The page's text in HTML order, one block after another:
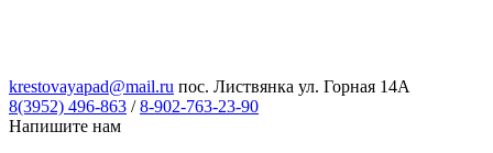
krestovayapad@mail.ru пос. Листвянка ул. Горная 14А
8(3952) 496-863 / 8-902-763-23-90
Напишите нам